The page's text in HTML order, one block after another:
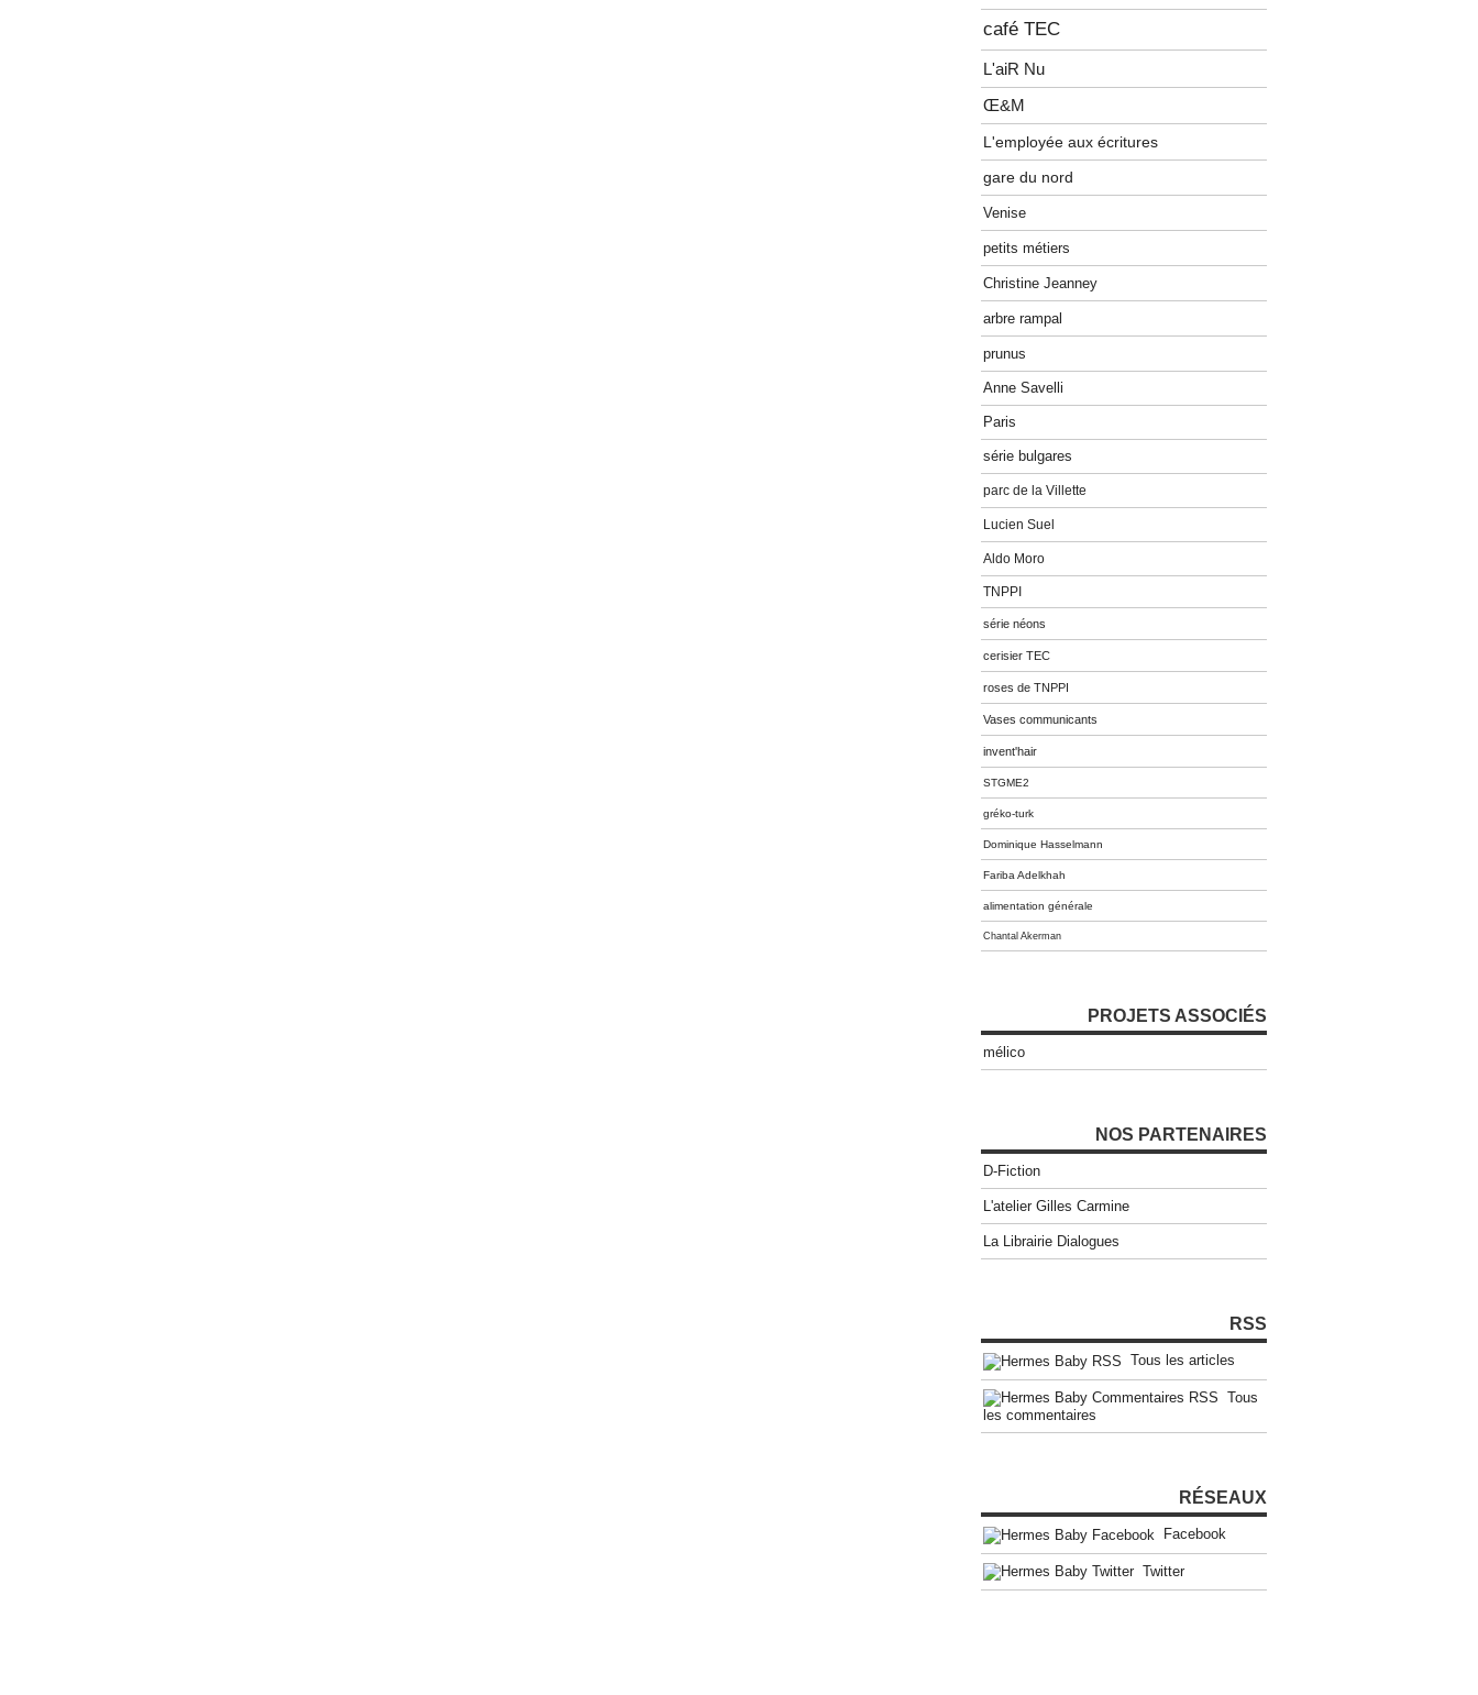
café TEC
L'aiR Nu
Œ&M
L'employée aux écritures
gare du nord
Venise
petits métiers
Christine Jeanney
arbre rampal
prunus
Anne Savelli
Paris
série bulgares
parc de la Villette
Lucien Suel
Aldo Moro
TNPPI
série néons
cerisier TEC
roses de TNPPI
Vases communicants
invent'hair
STGME2
gréko-turk
Dominique Hasselmann
Fariba Adelkhah
alimentation générale
Chantal Akerman
PROJETS ASSOCIÉS
mélico
NOS PARTENAIRES
D-Fiction
L'atelier Gilles Carmine
La Librairie Dialogues
RSS
Tous les articles
Tous
les commentaires
RÉSEAUX
Facebook
Twitter